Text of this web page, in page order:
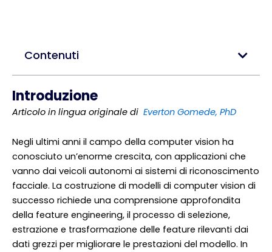
Introduzione
Articolo in lingua originale di Everton Gomede, PhD
Negli ultimi anni il campo della computer vision ha
conosciuto un’enorme crescita, con applicazioni che
vanno dai veicoli autonomi ai sistemi di riconoscimento
facciale. La costruzione di modelli di computer vision di
successo richiede una comprensione approfondita
della feature engineering, il processo di selezione,
estrazione e trasformazione delle feature rilevanti dai
dati grezzi per migliorare le prestazioni del modello. In
Contenuti